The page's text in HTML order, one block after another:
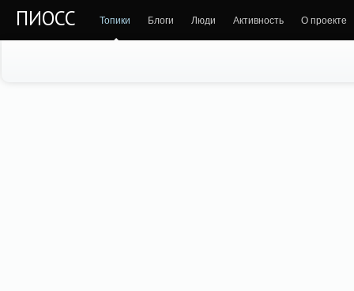
ПИОСС Топики Блоги Люди Активность О проекте